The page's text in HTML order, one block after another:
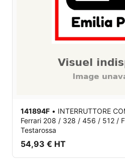
141894F • INTERRUTTORE
Ferrari 208 / 328 / 456 / 512 /
Testarossa
54,93 € HT